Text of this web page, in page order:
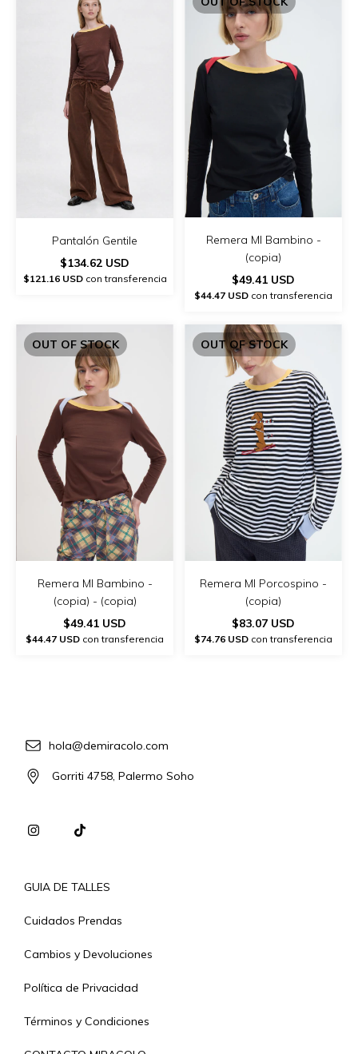
Pantalón Gentile
$134.62 USD
$121.16 USDcon transferencia
Remera Ml Bambino -
(copia)
$49.41 USD
$44.47 USD con transferencia
OUT OF STOCK
Remera Ml Bambino -
(copia) - (copia)
$49.41 USD
$44.47 USD con transferencia
OUT OF STOCK
Remera Ml Porcospino -
(copia)
$83.07 USD
$74.76 USD con transferencia
hola@demiracolo.com
Gorriti 4758, Palermo Soho
GUIA DE TALLES
Cuidados Prendas
Cambios y Devoluciones
Política de Privacidad
Términos y Condiciones